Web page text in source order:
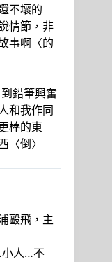
不壞的
情節，非
事啊〈的
鉛筆興奮
和我作同
棒的東
〈倒〉
毆飛，主
小人…不